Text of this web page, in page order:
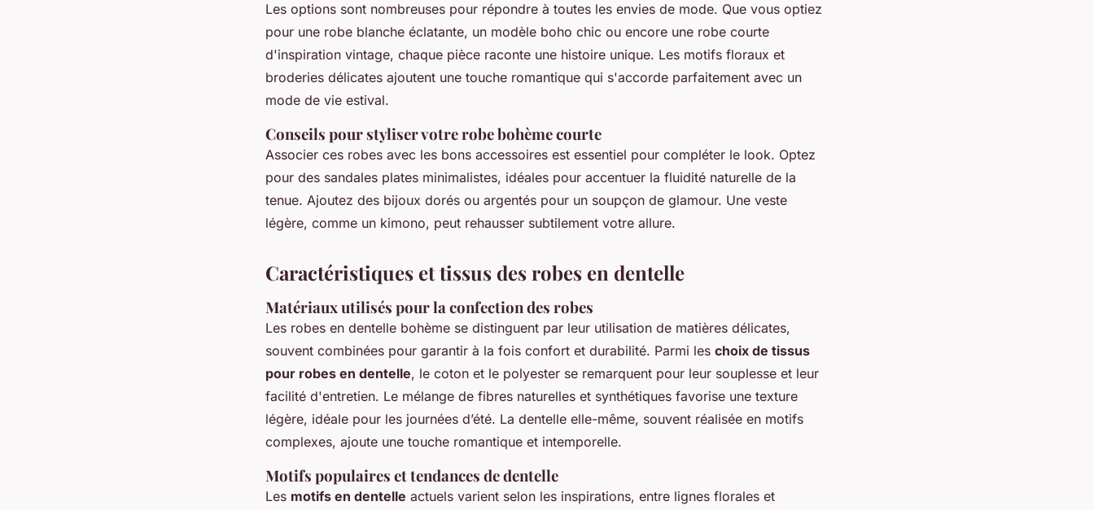
Les options sont nombreuses pour répondre à toutes les envies de mode. Que vous optiez
pour une robe blanche éclatante, un modèle boho chic ou encore une robe courte
d'inspiration vintage, chaque pièce raconte une histoire unique. Les motifs floraux et
broderies délicates ajoutent une touche romantique qui s'accorde parfaitement avec un
mode de vie estival.
Conseils pour styliser votre robe bohème courte
Associer ces robes avec les bons accessoires est essentiel pour compléter le look. Optez
pour des sandales plates minimalistes, idéales pour accentuer la fluidité naturelle de la
tenue. Ajoutez des bijoux dorés ou argentés pour un soupçon de glamour. Une veste
légère, comme un kimono, peut rehausser subtilement votre allure.
Caractéristiques et tissus des robes en dentelle
Matériaux utilisés pour la confection des robes
Les robes en dentelle bohème se distinguent par leur utilisation de matières délicates,
souvent combinées pour garantir à la fois confort et durabilité. Parmi les choix de tissus
pour robes en dentelle, le coton et le polyester se remarquent pour leur souplesse et leur
facilité d'entretien. Le mélange de fibres naturelles et synthétiques favorise une texture
légère, idéale pour les journées d’été. La dentelle elle-même, souvent réalisée en motifs
complexes, ajoute une touche romantique et intemporelle.
Motifs populaires et tendances de dentelle
Les motifs en dentelle actuels varient selon les inspirations, entre lignes florales et